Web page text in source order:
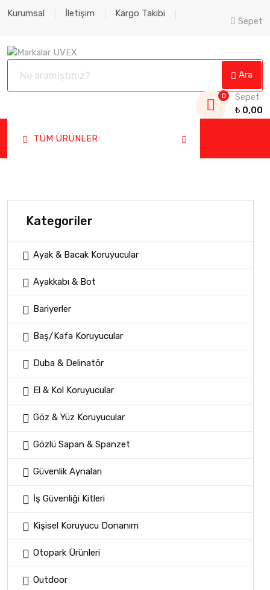
Kurumsal İletişim Kargo Takibi
Sepet
Ara
0
Sepet
₺ 0,00
TÜM ÜRÜNLER
Kategoriler
Ayak & Bacak Koruyucular
Ayakkabı & Bot
Bariyerler
Baş/Kafa Koruyucular
Duba & Delinatör
El & Kol Koruyucular
Göz & Yüz Koruyucular
Gözlü Sapan & Spanzet
Güvenlik Aynaları
İş Güvenliği Kitleri
Kişisel Koruyucu Donanım
Otopark Ürünleri
Outdoor